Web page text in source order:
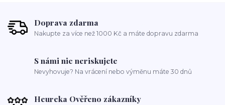
Doprava zdarma
Nakupte za více než 1000 Kč a máte dopravu zdarma
S námi nic neriskujete
Nevyhovuje? Na vrácení nebo výměnu máte 30 dnů
Heureka Ověřeno zákazníky